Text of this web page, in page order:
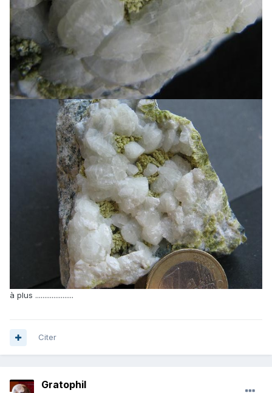
à plus .....................
Citer
Gratophil